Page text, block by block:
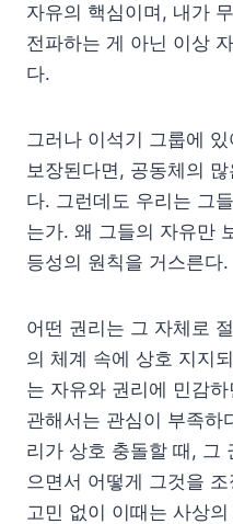
자유의 핵심이며, 내가
전파하는 게 아닌 이상
다.
그러나 이석기 그룹에 있
보장된다면, 공동체의
다. 그런데도 우리는 그
는가. 왜 그들의 자유만
등성의 원칙을 거스른다.
어떤 권리는 그 자체로
의 체계 속에 상호 지지
는 자유와 권리에 민감
관해서는 관심이 부족하
리가 상호 충돌할 때, 그
으면서 어떻게 그것을
고민 없이 이때는 사상